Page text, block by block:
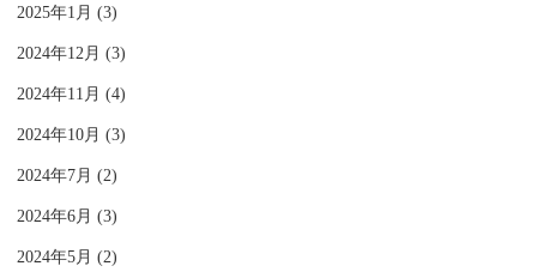
2025年1月 (3)
2024年12月 (3)
2024年11月 (4)
2024年10月 (3)
2024年7月 (2)
2024年6月 (3)
2024年5月 (2)